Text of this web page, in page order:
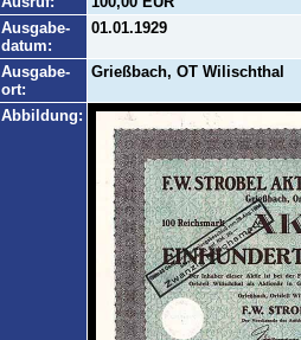
Ausgabe-
datum:
01.01.1929
Ausgabe-
ort:
Grießbach, OT Wilischthal
Abbildung: